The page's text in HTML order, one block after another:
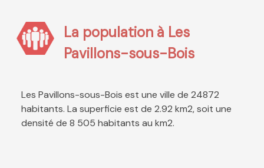
La population à Les
Pavillons-sous-Bois
Les Pavillons-sous-Bois est une ville de 24872
habitants. La superficie est de 2.92 km2, soit une
densité de 8 505 habitants au km2.